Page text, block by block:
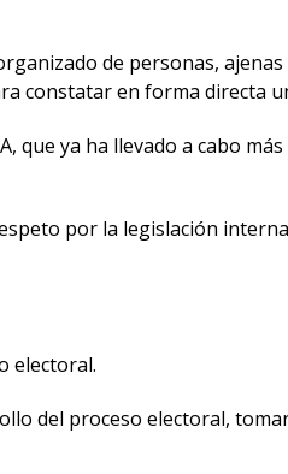
de personas, ajenas
constatar en forma directa
ya ha llevado a cabo
por la legislación
electoral.
del proceso electoral,